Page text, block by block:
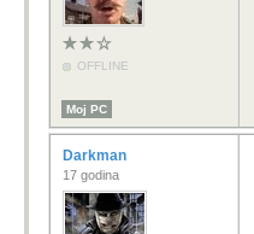
OFFLINE
Moj PC
Darkman
17 godina